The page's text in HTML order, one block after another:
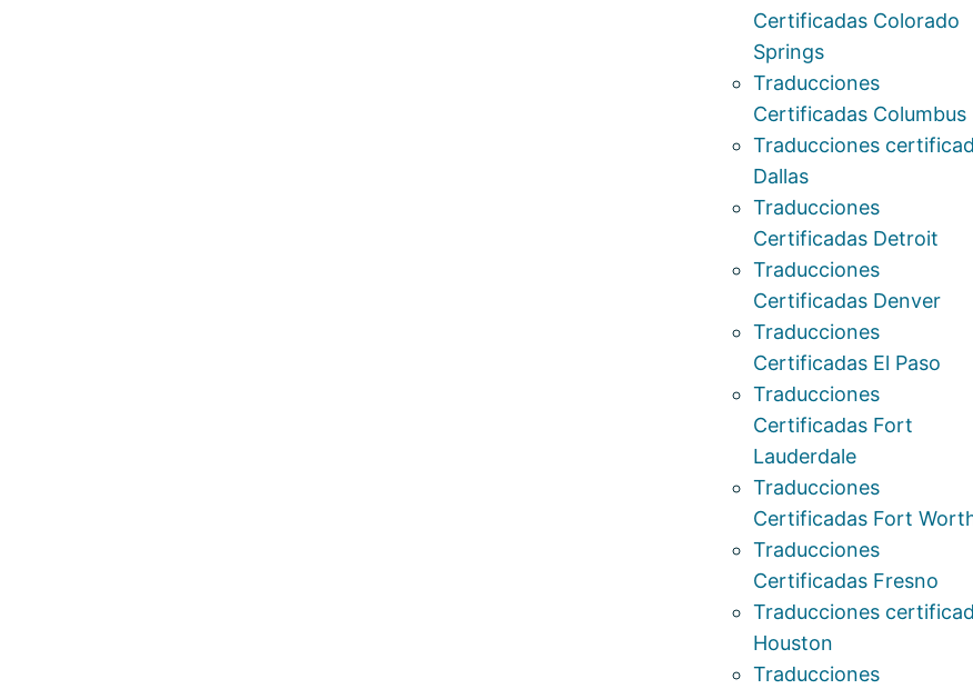
Certificadas Colorado
Springs
Traducciones
Certificadas Columbus
Traducciones
Dallas
Traducciones
Certificadas Detroit
Traducciones
Certificadas Denver
Traducciones
Certificadas El Paso
Traducciones
Certificadas Fort
Lauderdale
Traducciones
Certificadas Fort
Traducciones
Certificadas Fresno
Traducciones
Houston
Traducciones